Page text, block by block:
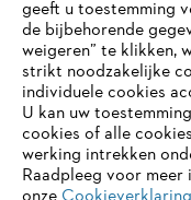
Cookie-informatie
Je gebruikt een
onze website optimaal
je overschakelt op
geeft u toestemming
de bijbehorende
weigeren” te klikken,
strikt noodzakelijke
individuele cookies
U kan uw
cookies of alle
werking intrekken
Raadpleeg voor